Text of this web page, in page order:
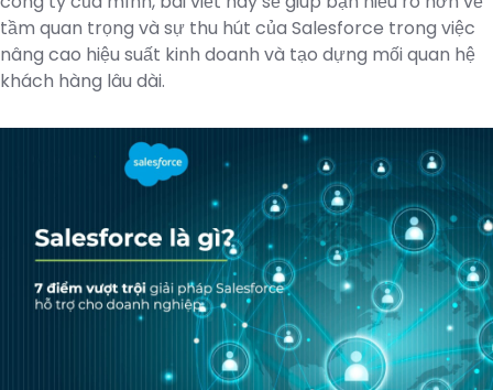
tầm quan trọng và sự thu hút của Salesforce trong việc
nâng cao hiệu suất kinh doanh và tạo dựng mối quan hệ
khách hàng lâu dài.